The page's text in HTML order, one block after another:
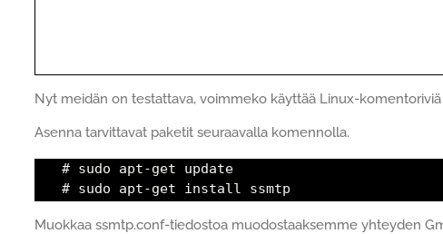
Nyt meidän on testattava, voimmeko käyttää Linux-
Asenna tarvittavat paketit seuraavalla komennolla.
# sudo apt-get update
# sudo apt-get install ssmtp
Muokkaa ssmtp.conf-tiedostoa muodostaaksemme yhteyden